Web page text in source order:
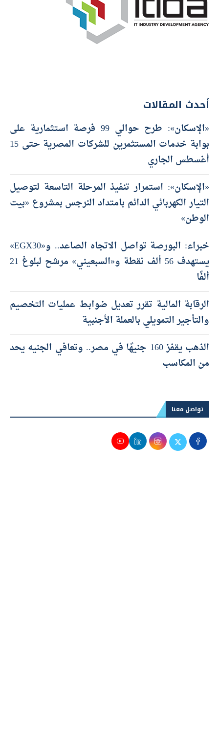
أحدث المقالات
«الإسكان»: طرح حوالي 99 فرصة استثمارية على
بوابة خدمات المستثمرين للشركات المصرية حتى 15
أغسطس الجاري
«الإسكان»: استمرار تنفيذ المرحلة التاسعة لتوصيل
التيار الكهربائي الدائم بامتداد النرجس بمشروع «بيت
الوطن»
خبراء: البورصة تواصل الاتجاه الصاعد.. و«EGX30»
يستهدف 56 ألف نقطة و«السبعيني» مرشح لبلوغ 21
ألفًا
الرقابة المالية تقرر تعديل ضوابط عمليات التخصيم
والتأجير التمويلي بالعملة الأجنبية
الذهب يقفز 160 جنيهًا في مصر.. وتعافي الجنيه يحد
من المكاسب
تواصل معنا